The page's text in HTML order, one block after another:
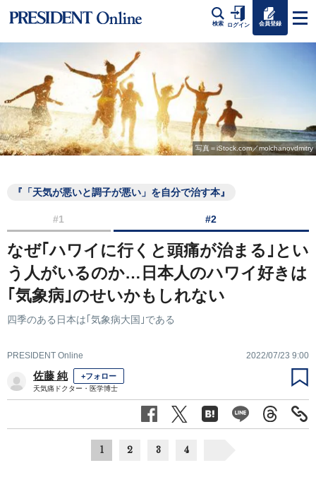
検索 ログイン 会員登録
写真＝iStock.com／molchanovdmitry
『「天気が悪いと調子が悪い」を自分で治す本』
#1 #2
なぜ｢ハワイに行くと頭痛が治まる｣とい
う人がいるのか…日本人のハワイ好きは
｢気象病｣のせいかもしれない
四季のある日本は｢気象病大国｣である
PRESIDENT Online 2022/07/23 9:00
佐藤 純 +フォロー
天気痛ドクター・医学博士
1 2 3 4